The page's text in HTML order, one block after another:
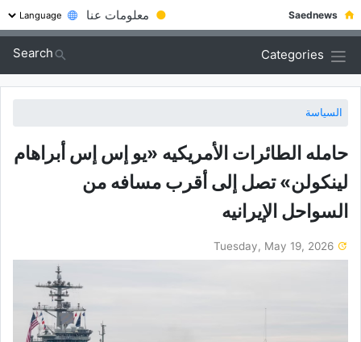
Saednews
● معلومات عنا
Categories
Search
السياسة
حامله الطائرات الأمریکیه «یو إس إس أبراهام
لینکولن» تصل إلى أقرب مسافه من
السواحل الإیرانیه